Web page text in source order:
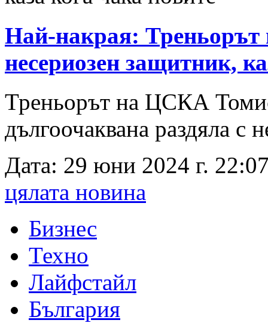
Най-накрая:
несериозен защитник,
Треньорът на ЦСКА
дългоочаквана раздяла с
Дата: 29 юни 2024 г.
цялата новина
Бизнес
Техно
Лайфстайл
България